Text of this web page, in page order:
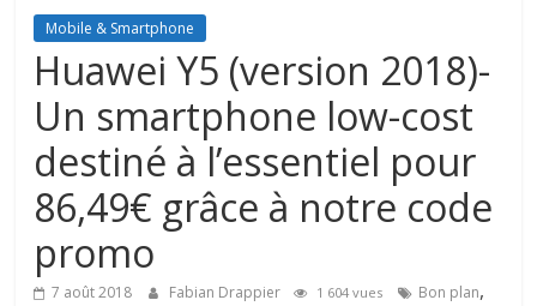
belge
connecté
Mobile & Smartphone
Huawei Y5 (version 2018)-
Un smartphone low-cost
destiné à l’essentiel pour
86,49€ grâce à notre code
promo
7 août 2018 Fabian Drappier 1 604 vues Bon plan,